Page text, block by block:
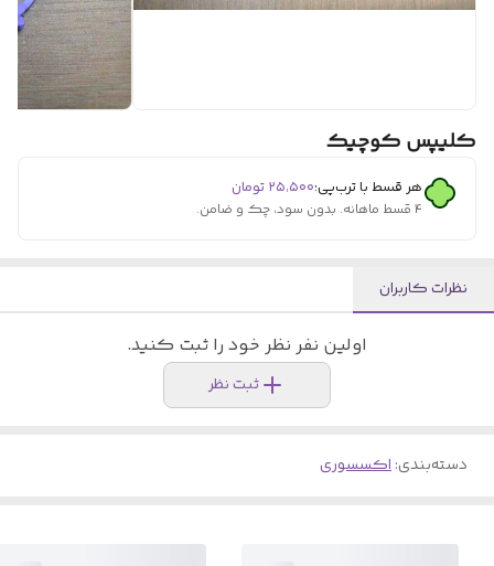
کلیپس کوچیک
هر قسط با ترب‌پی:۲۵٬۵۰۰ تومان
۴ قسط ماهانه. بدون سود، چک و ضامن.
نظرات کاربران
اولین نفر نظر خود را ثبت کنید.
ثبت نظر
دسته‌بندی:اکسسوری